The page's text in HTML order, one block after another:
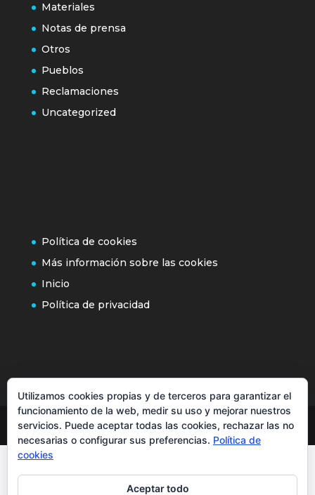
Materiales
Notas de prensa
Otros
Pueblos
Reclamaciones
Uncategorized
Política de cookies
Más información sobre las cookies
Inicio
Política de privacidad
Utilizamos cookies propias y de terceros para garantizar el
funcionamiento de la web, medir su uso y mejorar nuestros
servicios. Puede aceptar todas las cookies, rechazar las no
necesarias o configurar sus preferencias. Política de
cookies
Aceptar todo